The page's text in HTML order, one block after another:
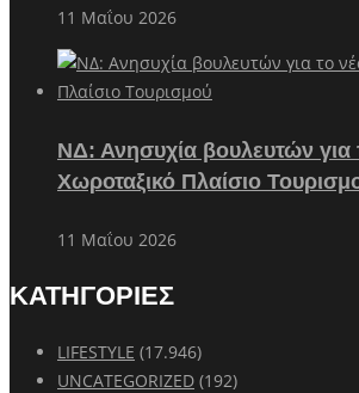
11 Μαΐου 2026
ΝΔ: Ανησυχία βουλευτών για
Χωροταξικό Πλαίσιο
11 Μαΐου 2026
ΚΑΤΗΓΟΡΙΕΣ
LIFESTYLE (17.946)
UNCATEGORIZED (192)